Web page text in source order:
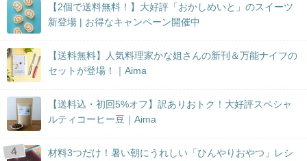
【2個で送料無料！】大好評「おかしめいと」のスイーツ
新登場 | お得なキャンペーン開催中
【送料無料】人気料理家かな姐さんの新刊＆万能ナイフの
セットが登場！｜Aima
【送料込・初回5%オフ】訳ありおトク！大好評スペシャ
ルティコーヒー豆｜Aima
材料3つだけ！暑い朝にうれしい「ひんやりおやつ」レシ